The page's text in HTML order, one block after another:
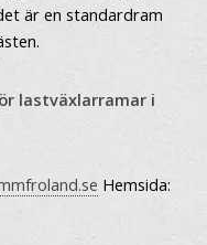
är en standardram
lastväxlarramar i
Hemsida: